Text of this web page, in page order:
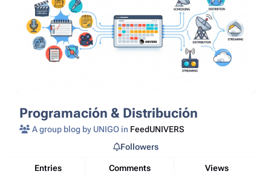
Programación & Distribución
A group blog by UNIGO in FeedUNIVERS
Entries
Comments
Views
Followers